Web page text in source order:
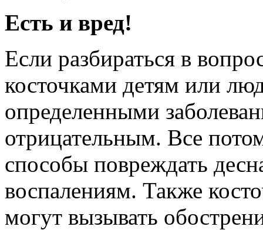
Есть и вред!
Если разбираться в
косточками детям или
определенными
отрицательным. Все
способы повреждать
воспалениям. Также
могут вызывать